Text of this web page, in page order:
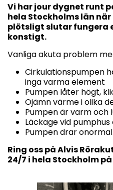
Vi har jour dygnet runt
hela Stockholms län
plötsligt slutar fungera
konstigt.
Vanliga akuta problem
Cirkulationspumpen
inga varma element
Pumpen låter högt,
Ojämn värme i olika
Pumpen är varm och
Läckage vid
Pumpen drar
Ring oss på Alvis
24/7 i hela Stockholm